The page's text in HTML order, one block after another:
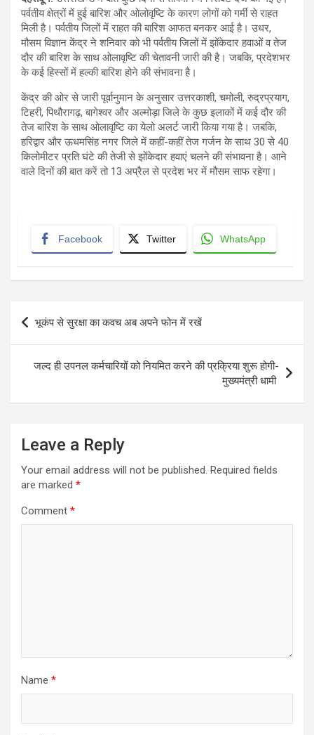
पर्वतीय क्षेत्रों में हुई बारिश और ओलोवृष्टि के कारण लोगों को गर्मी से राहत
मिली है। पर्वतीय जिलों में राहत की बारिश आफत बनकर आई है। उधर,
मौसम विज्ञान केंद्र ने शनिवार को भी पर्वतीय जिलों में झोंकेदार हवाओं व तेज
दौर की बारिश के साथ ओलावृष्टि की चेतावनी जारी की है। जबकि, प्रदेशभर
के कई हिस्सों में हल्की बारिश होने की संभावना है।
केंद्र की ओर से जारी पूर्वानुमान के अनुसार उत्तरकाशी, चमोली, रुद्रप्रयाग,
टिहरी, पिथौरागढ़, बागेश्वर और अल्मोड़ा जिले के कुछ इलाकों में कई दौर की
तेज बारिश के साथ ओलावृष्टि का येलो अलर्ट जारी किया गया है। जबकि,
हरिद्वार और ऊधमसिंह नगर जिले में कहीं-कहीं तेज गर्जन के साथ 30 से 40
किलोमीटर प्रति घंटे की तेजी से झोंकेदार हवाएं चलने की संभावना है। आने
वाले दिनों की बात करें तो 13 अप्रैल से प्रदेश भर में मौसम साफ रहेगा।
Facebook Twitter WhatsApp
Post
navigation
भूकंप से सुरक्षा का कवच अब अपने फोन में रखें
जल्द ही उपनल कर्मचारियों को नियमित करने की प्रक्रिया शुरू होगी-
मुख्यमंत्री धामी
Leave a Reply
Your email address will not be published. Required fields
are marked *
Comment *
Name *